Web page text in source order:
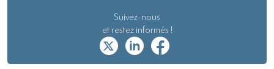
Suivez-nous
et restez informés !